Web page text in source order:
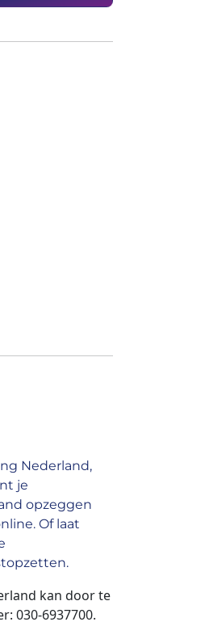
Nederland,
je
opzeggen
Of laat
kan door te
030-6937700.